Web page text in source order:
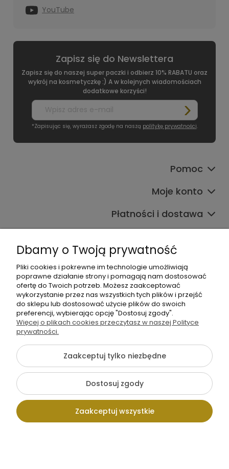
YouTube
Zapisz się do Newslettera
Zapisz się do naszej super paczki i odbierz 10% RABATU oraz
wykrój na kosmetyczkę :) A w kolejnych wiadomościach
dodatkowe korzyści!
*Zapisując się, wyrażasz zgodę na naszą politykę prywatności.
Pomoc
Moje konto
Płatności i dostawa
+48 605 141 363
{literal}
Pokaż pełną wersję strony
Sklep internetowy Shoper.pl
Dbamy o Twoją prywatność
Pliki cookies i pokrewne im technologie umożliwiają
poprawne działanie strony i pomagają nam dostosować
ofertę do Twoich potrzeb. Możesz zaakceptować
wykorzystanie przez nas wszystkich tych plików i przejść
do sklepu lub dostosować użycie plików do swoich
preferencji, wybierając opcję "Dostosuj zgody".
Więcej o plikach cookies przeczytasz w naszej Polityce
prywatności.
Zaakceptuj tylko niezbędne
Dostosuj zgody
Zaakceptuj wszystkie